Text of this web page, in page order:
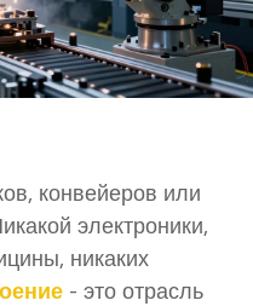
конвейеров или
электроники,
никаких
- это отрасль